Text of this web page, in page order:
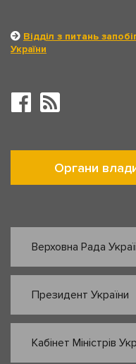
Відділ з питань
України
Органи
Верховна Рада
Президент України
Кабінет Міністрів